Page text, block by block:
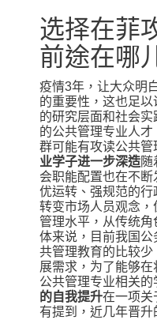
选择在菲
前途在哪
疫情3年，让大众明
的重要性，这也足
的研究层面和社会
的公共管理专业人
群可能有攻读公共管
业学子进一步深造随
会职能配置也在不断
优运转、强规范的
转变市场人员观念
管理水平，从传统
体来说，目前我国
共管理教育的比较
展需求，为了能够
公共管理专业相关
的自我提升在一项关
有提到，近几年晋